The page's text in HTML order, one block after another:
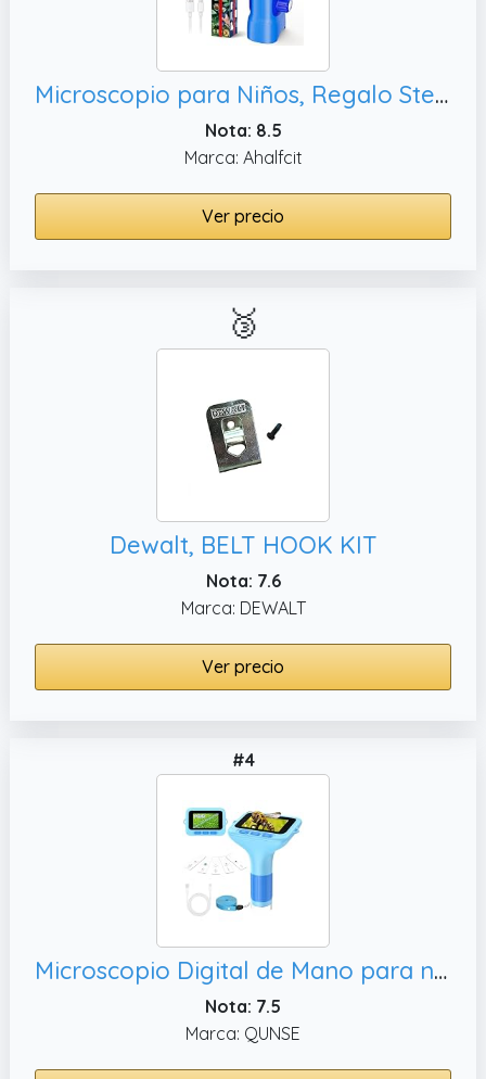
Microscopio para Niños, Regalo Stem para Niños 3-12 Años (Azul)
Nota: 8.5
Marca: Ahalfcit
Ver precio
🥉
Dewalt, BELT HOOK KIT
Nota: 7.6
Marca: DEWALT
Ver precio
#4
Microscopio Digital de Mano para niños: Pantalla HD Grande de 3 Pulgadas 32GB 1000 aumentos, Mini microscopios portátiles con cámara de grabación de vídeo
Nota: 7.5
Marca: QUNSE